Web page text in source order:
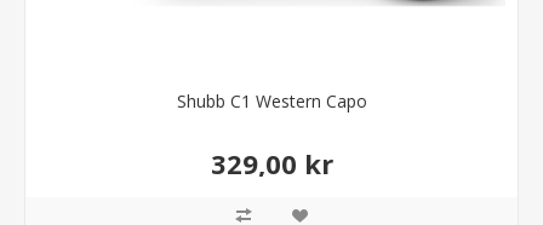
Shubb C1 Western Capo
329,00 kr